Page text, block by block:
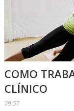
COMO
CLÍNICO
09:57